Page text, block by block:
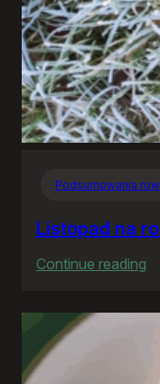
Podsumowania
Listopad na
Continue reading